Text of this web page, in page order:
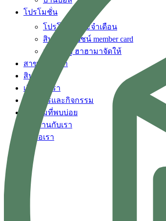
โปรโมชั่น
โปรโมชั่นประจำเดือน
สิทธิประโยชน์ member card
แคมเปญ ฮาฮามาจัดให้
สาขาของเรา
สินค้า
เกี่ยวกับเรา
ข่าวสารและกิจกรรม
คำถามที่พบบ่อย
ร่วมงานกับเรา
ติดต่อเรา